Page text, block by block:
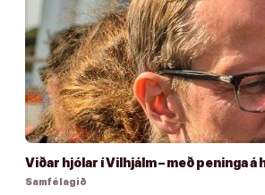
Viðar hjólar í Vilhjálm – með peninga á
Samfélagið